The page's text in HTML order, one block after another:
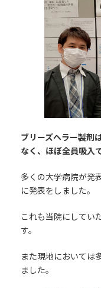
ブリーズヘラー製剤
なく、ほぼ全員吸入
多くの大学病院が発
に発表をしました。
これも当院にしてい
す。
また現地においては
ました。